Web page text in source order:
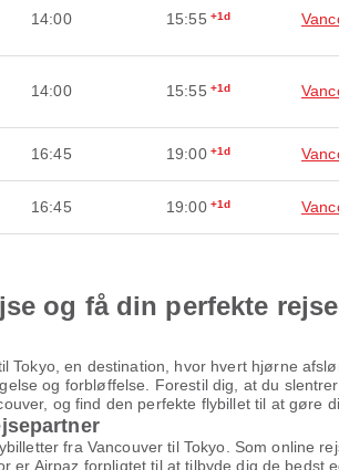
14:00 15:55 +1d
14:00 15:55 +1d
16:45 19:00 +1d
16:45 19:00 +1d
og få din perfekte
Tokyo, en destination, hvor hvert hjørne
og forbløffelse. Forestil dig, at du
og find den perfekte flybillet til at gøre
fra Vancouver til Tokyo. Som online
er Airpaz forpligtet til at tilbyde dig de